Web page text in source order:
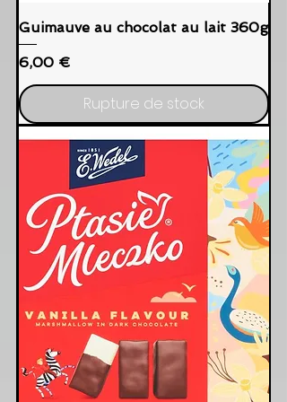
Guimauve au chocolat au lait 360g
Prix
6,00 €
Rupture de stock